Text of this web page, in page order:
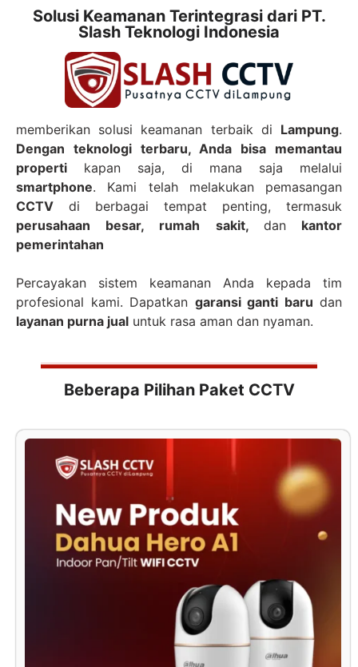
Solusi Keamanan Terintegrasi dari PT.
Slash Teknologi Indonesia
memberikan solusi keamanan terbaik di Lampung.
Dengan teknologi terbaru, Anda bisa memantau
properti kapan saja, di mana saja melalui
smartphone. Kami telah melakukan pemasangan
CCTV di berbagai tempat penting, termasuk
perusahaan besar, rumah sakit, dankantor
pemerintahan
Percayakan sistem keamanan Anda kepada tim
profesional kami. Dapatkan garansi ganti baru dan
layanan purna jual untuk rasa aman dan nyaman.
Beberapa Pilihan Paket CCTV